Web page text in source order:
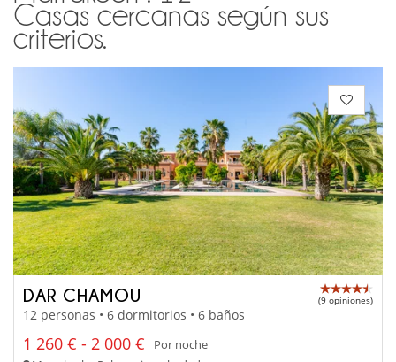
Casas cercanas según sus
criterios.
DAR CHAMOU (9 opiniones)
12 personas • 6 dormitorios • 6 baños
1 260 € - 2 000 €
Por noche